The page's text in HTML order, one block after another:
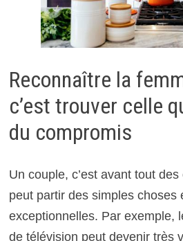
Reconnaître la
c’est trouver celle
du compromis
Un couple, c’est avant tout
peut partir des simples choses
exceptionnelles. Par exemple,
de télévision peut devenir très